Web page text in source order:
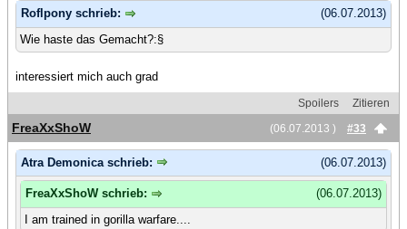
(06.07.2013)
Roflpony schrieb:
Wie haste das Gemacht?:§
interessiert mich auch grad
Spoilers
Zitieren
(06.07.2013 )
#33
FreaXxShoW
(06.07.2013)
Atra Demonica schrieb:
(06.07.2013)
FreaXxShoW schrieb:
I am trained in gorilla warfare....